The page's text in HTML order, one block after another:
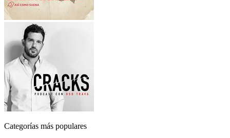
Categorías más populares